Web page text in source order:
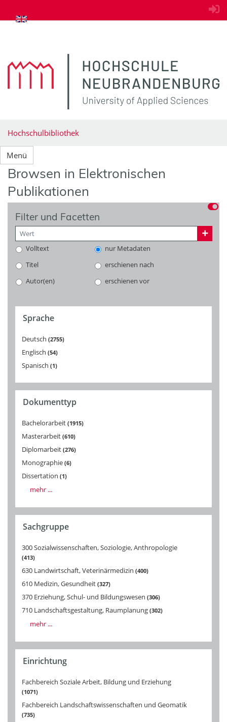
zum Inhalt springen
Hochschulbibliothek
Menü
Browsen in Elektronischen
Publikationen
Filter und Facetten
Volltext
nur Metadaten
Titel
erschienen nach
Autor(en)
erschienen vor
Sprache
Deutsch 2755
Englisch 54
Spanisch 1
Dokumenttyp
Bachelorarbeit 1915
Masterarbeit 610
Diplomarbeit 276
Monographie 6
Dissertation 1
mehr ...
Sachgruppe
300 Sozialwissenschaften, Soziologie, Anthropologie
413
630 Landwirtschaft, Veterinärmedizin 400
610 Medizin, Gesundheit 327
370 Erziehung, Schul- und Bildungswesen 306
710 Landschaftsgestaltung, Raumplanung 302
mehr ...
Einrichtung
Fachbereich Soziale Arbeit, Bildung und Erziehung
1071
Fachbereich Landschaftswissenschaften und Geomatik
735